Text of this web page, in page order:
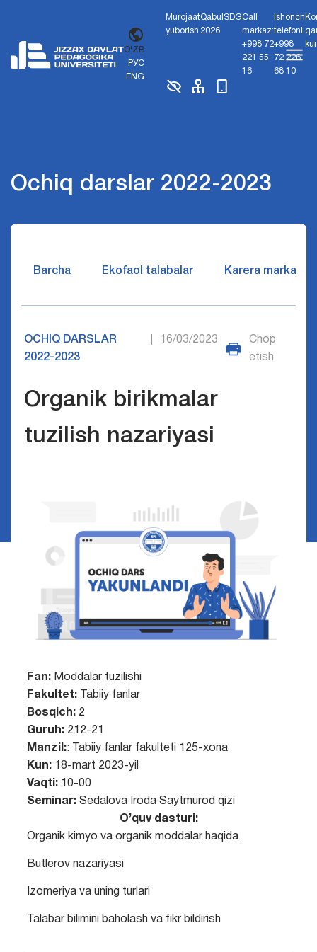
O'ZB
РУС
ENG
Murojaat
yuborish
Qabul
2026
SDGCall
markaz:
+998 72
221 55
16
Ishonch
telefoni:
+998
72 226
68 10
Ochiq darslar 2022-2023
Barcha Ekofaol talabalar Karera markazi
OCHIQ DARSLAR
2022-2023
16/03/2023
Chop
etish
Organik birikmalar
tuzilish nazariyasi
Fan: Moddalar tuzilishi
Fakultet:Tabiiy fanlar
Bosqich:2
Guruh:212-21
Manzil:: Tabiiy fanlar fakulteti 125-xona
Kun: 18-mart 2023-yil
Vaqti:10-00
Seminar:Sedalova Iroda Saytmurod qizi
O’quv dasturi:
Organik kimyo va organik moddalar haqida
Butlerov nazariyasi
Izomeriya va uning turlari
Talabar bilimini baholash va fikr bildirish